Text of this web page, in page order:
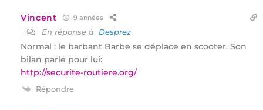
Vincent 9 années
En réponse à Desprez
Normal : le barbant Barbe se déplace en scooter. Son
bilan parle pour lui:
http://securite-routiere.org/
Répondre